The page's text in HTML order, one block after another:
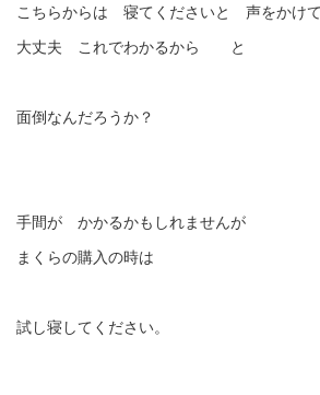
こちらからは 寝てくださいと 声をかけて
大丈夫 これでわかるから と
面倒なんだろうか？
手間が かかるかもしれませんが
まくらの購入の時は
試し寝してください。